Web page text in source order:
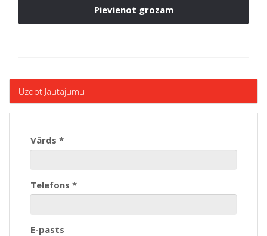
Pievienot grozam
Uzdot Jautājumu
Vārds *
Telefons *
E-pasts